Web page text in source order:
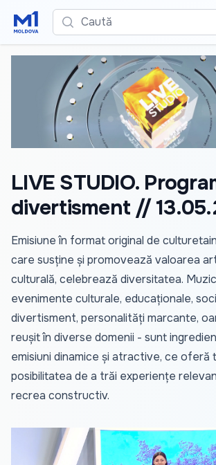
Caută
LIVE STUDIO.
divertisment //
Emisiune în format original de
care susține și promovează valoarea
culturală, celebrează diversitatea.
evenimente culturale, educaționale,
divertisment, personalități marcante,
reușit în diverse domenii - sunt
emisiuni dinamice și atractive, ce
posibilitatea de a trăi experiențe
recrea constructiv.